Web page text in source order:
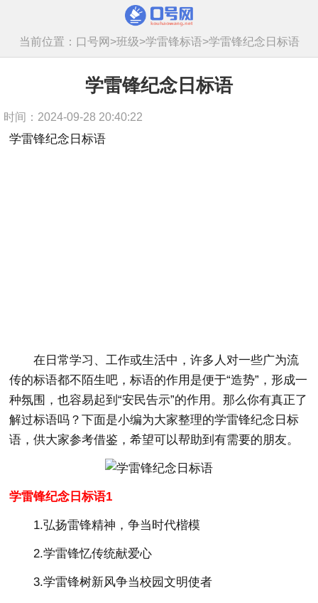
当前位置： 口号网 >班级>学雷锋标语>学雷锋纪念日标语
学雷锋纪念日标语
时间：2024-09-28 20:40:22
学雷锋纪念日标语
在日常学习、工作或生活中，许多人对一些广为流
传的标语都不陌生吧，标语的作用是便于“造势”，形成一
种氛围，也容易起到“安民告示”的作用。那么你有真正了
解过标语吗？下面是小编为大家整理的学雷锋纪念日标
语，供大家参考借鉴，希望可以帮助到有需要的朋友。
学雷锋纪念日标语1
1.弘扬雷锋精神，争当时代楷模
2.学雷锋忆传统献爱心
3.学雷锋树新风争当校园文明使者